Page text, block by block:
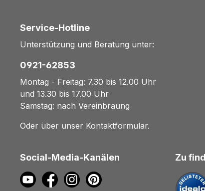
Service-Hotline
Unterstützung und Beratung unter:
0921-62853
Montag - Freitag: 7.30 bis 12.00 Uhr
und 13.30 bis 17.00 Uhr
Samstag: nach Vereinbraung
Oder über unser Kontaktformular.
Social-Media-Kanälen Zu